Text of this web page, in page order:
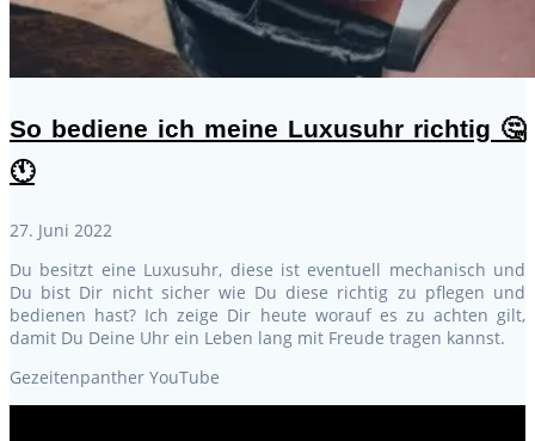
So bediene ich meine Luxusuhr richtig 🤔
🕚
27. Juni 2022
Du besitzt eine Luxusuhr, diese ist eventuell mechanisch und
Du bist Dir nicht sicher wie Du diese richtig zu pflegen und
bedienen hast? Ich zeige Dir heute worauf es zu achten gilt,
damit Du Deine Uhr ein Leben lang mit Freude tragen kannst.
Gezeitenpanther YouTube